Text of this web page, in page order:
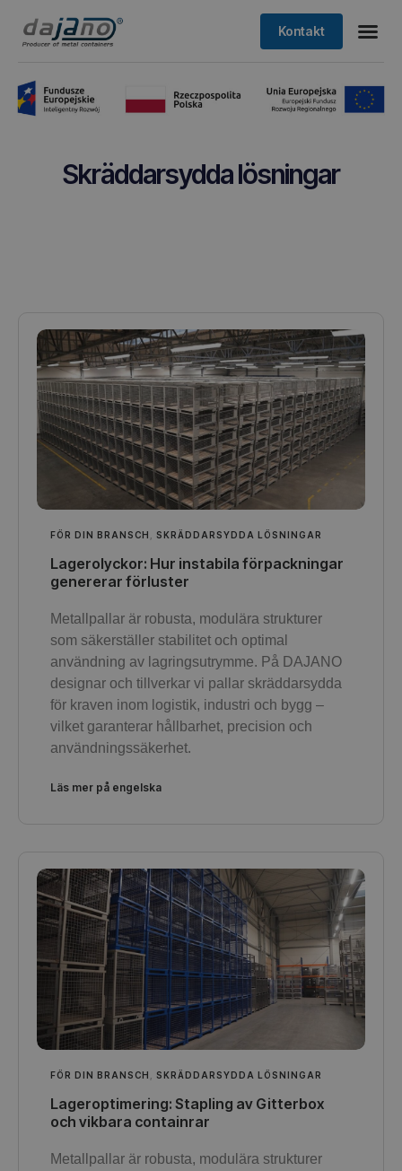
Kontakt
Skräddarsydda lösningar
FÖR DIN BRANSCH SKRÄDDARSYDDA LÖSNINGAR
Lagerolyckor: Hur instabila förpackningar
genererar förluster
Metallpallar är robusta, modulära strukturer
som säkerställer stabilitet och optimal
användning av lagringsutrymme. På DAJANO
designar och tillverkar vi pallar skräddarsydda
för kraven inom logistik, industri och bygg –
vilket garanterar hållbarhet, precision och
användningssäkerhet.
Läs mer på engelska
FÖR DIN BRANSCH SKRÄDDARSYDDA LÖSNINGAR
Lageroptimering: Stapling av Gitterbox
och vikbara containrar
Metallpallar är robusta, modulära strukturer